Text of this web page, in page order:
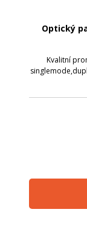
Optický
Kvalitní